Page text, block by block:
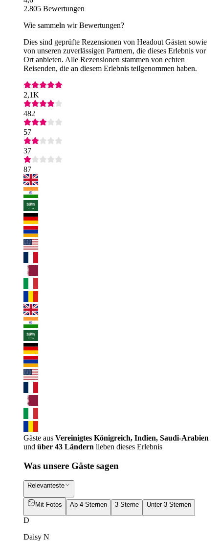
2.805 Bewertungen
Wie sammeln wir Bewertungen?
Dies sind geprüfte Rezensionen von Headout Gästen sowie
von unseren zuverlässigen Partnern, die dieses Erlebnis vor
Ort anbieten. Alle Rezensionen stammen von echten
Reisenden, die an diesem Erlebnis teilgenommen haben.
2,1K
482
57
37
87
Gäste aus Vereinigtes Königreich, Indien, Saudi-Arabien
und über 43 Ländern lieben dieses Erlebnis
Was unsere Gäste sagen
Relevanteste
Mit Fotos Ab 4 Sternen 3 Sterne Unter 3 Sternen
D
Daisy N